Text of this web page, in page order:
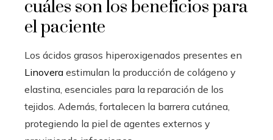
cuáles son los beneficios para
el paciente
Los ácidos grasos hiperoxigenados presentes en
Linovera estimulan la producción de colágeno y
elastina, esenciales para la reparación de los
tejidos. Además, fortalecen la barrera cutánea,
protegiendo la piel de agentes externos y